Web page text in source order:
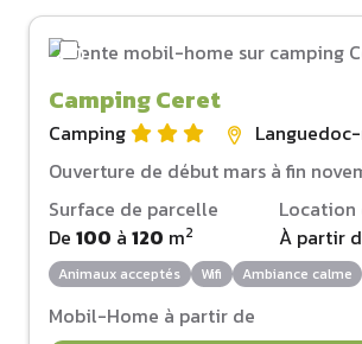
Camping Ceret
Camping
Ouverture de début mars à fin
Surface de parcelle
De 100 à 120 m2
Location
À partir
Animaux acceptés Wifi Ambiance calme
Mobil-Home à partir de